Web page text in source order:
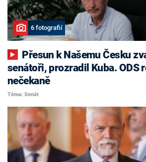
6 fotografií
senátoři, prozradil Kuba. ODS
nečekaně
Téma: Senát